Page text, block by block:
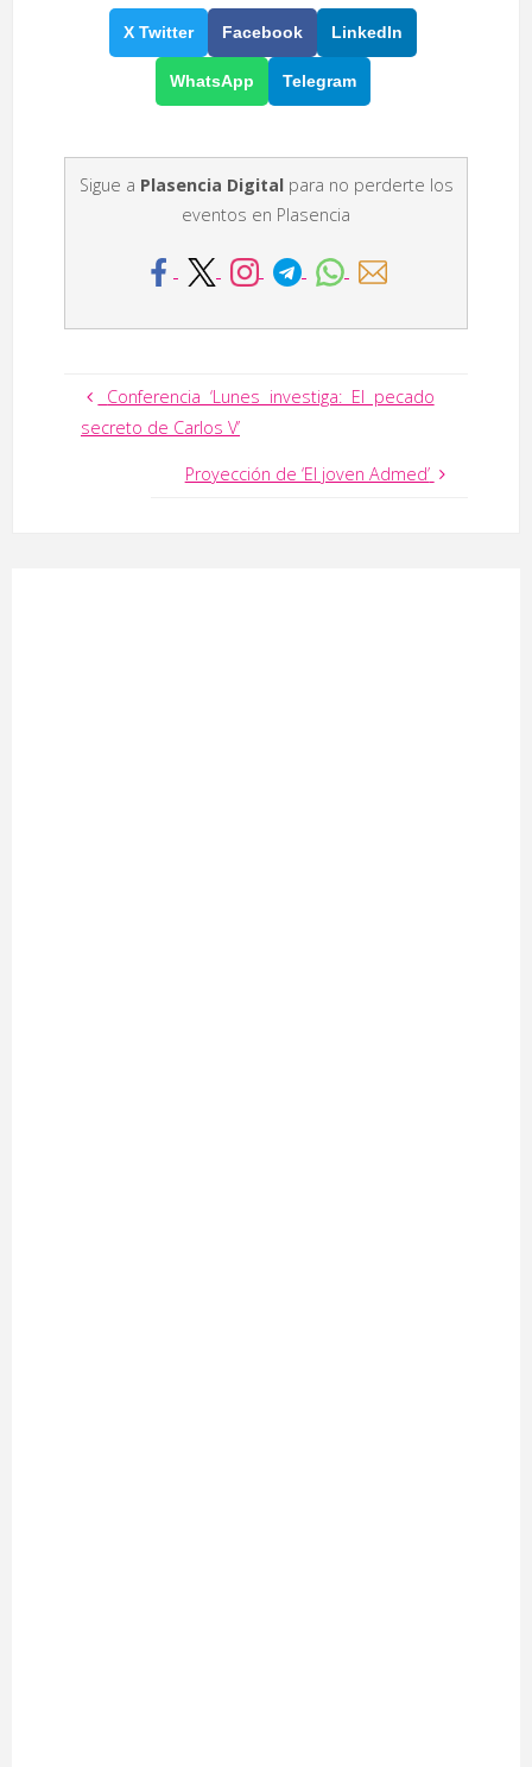
X Twitter Facebook LinkedIn
WhatsApp Telegram
Sigue a Plasencia Digitalpara no perderte los
eventos en Plasencia
Conferencia ‘Lunes investiga: El pecado
secreto de Carlos V’
Proyección de ‘El joven Admed’